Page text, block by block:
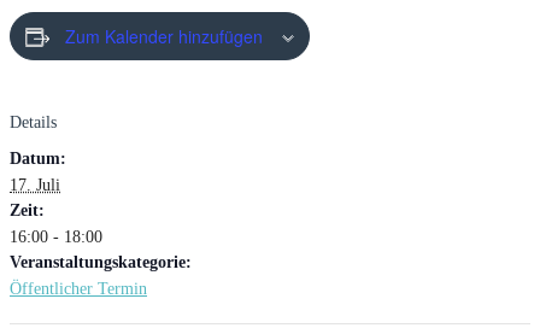
Zum Kalender hinzufügen
Details
Datum:
17. Juli
Zeit:
16:00 - 18:00
Veranstaltungskategorie:
Öffentlicher Termin